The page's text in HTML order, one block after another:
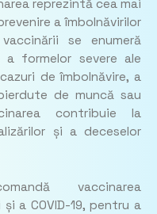
reprezintă cea mai
a îmbolnăvirilor
se enumeră
formelor severe ale
de îmbolnăvire, a
de muncă sau
contribuie la
și a deceselor
vaccinarea
a COVID-19, pentru a